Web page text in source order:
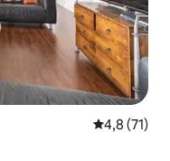
Просечна
4,8 (71)